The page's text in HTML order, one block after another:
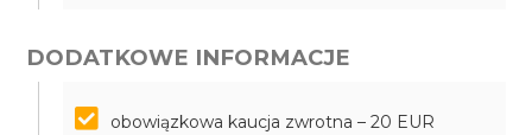
DODATKOWE INFORMACJE
obowiązkowa kaucja zwrotna – 20 EUR